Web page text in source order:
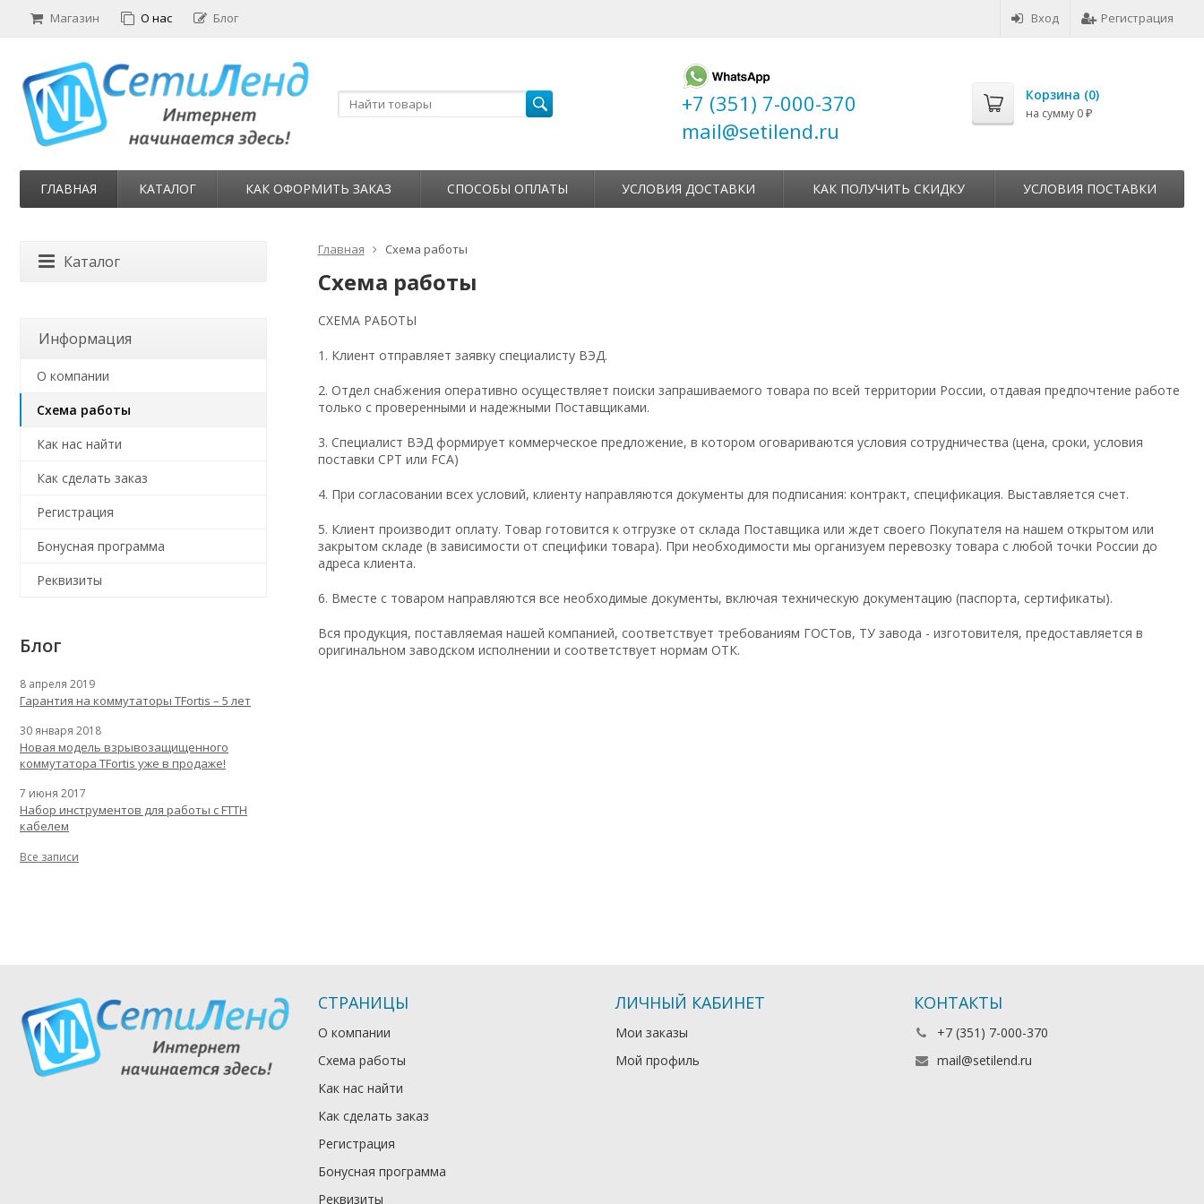
Вход Регистрация
Магазин О нас Блог
+7 (351) 7-000-370
mail@setilend.ru
Корзина (0)
на сумму 0 ₽
ГЛАВНАЯ КАТАЛОГ КАК ОФОРМИТЬ ЗАКАЗ СПОСОБЫ ОПЛАТЫ УСЛОВИЯ ДОСТАВКИ КАК ПОЛУЧИТЬ СКИДКУ УСЛОВИЯ ПОСТАВКИ
Каталог
Информация
О компании
Схема работы
Как нас найти
Как сделать заказ
Регистрация
Бонусная программа
Реквизиты
Блог
8 апреля 2019
Гарантия на коммутаторы TFortis – 5 лет
30 января 2018
Новая модель взрывозащищенного
коммутатора TFortis уже в продаже!
7 июня 2017
Набор инструментов для работы с FTTH
кабелем
Все записи
Главная Схема работы
Схема работы
СХЕМА РАБОТЫ
1. Клиент отправляет заявку специалисту ВЭД.
2. Отдел снабжения оперативно осуществляет поиски запрашиваемого товара по всей территории России, отдавая предпочтение работе
только с проверенными и надежными Поставщиками.
3. Специалист ВЭД формирует коммерческое предложение, в котором оговариваются условия сотрудничества (цена, сроки, условия
поставки СРТ или FCA)
4. При согласовании всех условий, клиенту направляются документы для подписания: контракт, спецификация. Выставляется счет.
5. Клиент производит оплату. Товар готовится к отгрузке от склада Поставщика или ждет своего Покупателя на нашем открытом или
закрытом складе (в зависимости от специфики товара). При необходимости мы организуем перевозку товара с любой точки России до
адреса клиента.
6. Вместе с товаром направляются все необходимые документы, включая техническую документацию (паспорта, сертификаты).
Вся продукция, поставляемая нашей компанией, соответствует требованиям ГОСТов, ТУ завода - изготовителя, предоставляется в
оригинальном заводском исполнении и соответствует нормам ОТК.
СТРАНИЦЫ
О компании
Схема работы
Как нас найти
Как сделать заказ
Регистрация
Бонусная программа
Реквизиты
ЛИЧНЫЙ КАБИНЕТ
Мои заказы
Мой профиль
КОНТАКТЫ
+7 (351) 7-000-370
mail@setilend.ru